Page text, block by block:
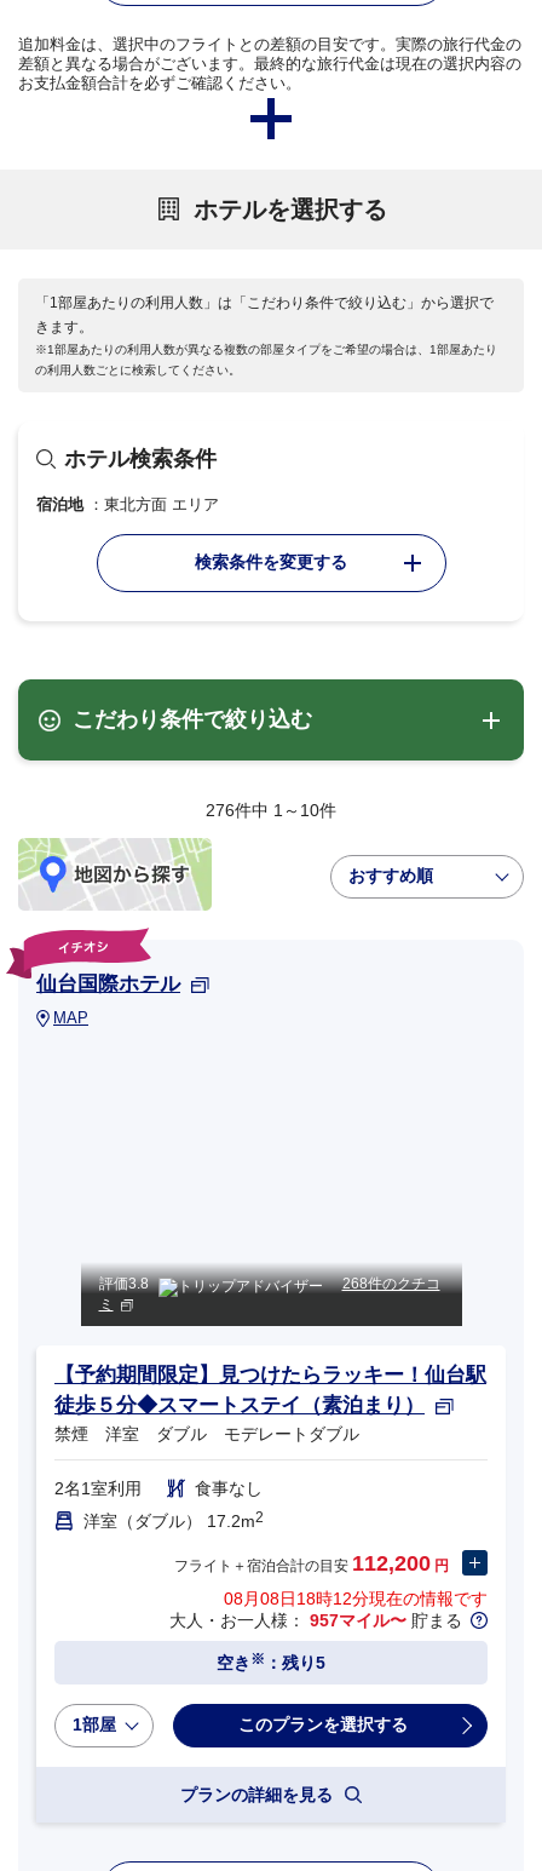
追加料金は、選択中のフライトとの差額の目安です。実際の旅行代金の
差額と異なる場合がございます。最終的な旅行代金は現在の選択内容の
お支払金額合計を必ずご確認ください。
ホテルを選択する
「1部屋あたりの利用人数」は「こだわり条件で絞り込む」から選択で
きます。
※1部屋あたりの利用人数が異なる複数の部屋タイプをご希望の場合は、1部屋あたり
の利用人数ごとに検索してください。
ホテル検索条件
宿泊地 東北方面 エリア
検索条件を変更する
こだわり条件で絞り込む
276件中 1～10件
おすすめ順
仙台国際ホテル
MAP
評価3.8
268件のクチコ
ミ
【予約期間限定】見つけたらラッキー！仙台駅
徒歩５分◆スマートステイ（素泊まり）
禁煙 洋室 ダブル モデレートダブル
2名1室利用
食事なし
洋室（ダブル） 17.2m2
フライト＋宿泊合計の目安 112,200 円
08月08日18時12分現在の情報です
大人・お一人様： 957マイル〜 貯まる
空き ※ ：残り5
1部屋
プランの詳細を見る